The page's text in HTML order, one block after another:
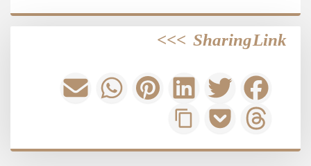
Sharing Link
>>>